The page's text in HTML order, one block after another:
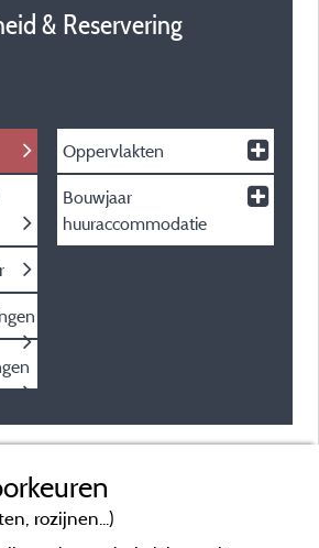
& Reservering
Oppervlakten
Bouwjaar
huuraccommodatie
rozijnen...)